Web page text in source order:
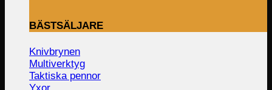
BÄSTSÄLJARE
Knivbrynen
Multiverktyg
Taktiska pennor